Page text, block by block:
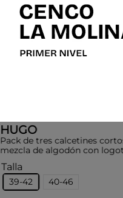
HUGO
Pack de tres calcetines
mezcla de algodón con
Talla
39-42 40-46